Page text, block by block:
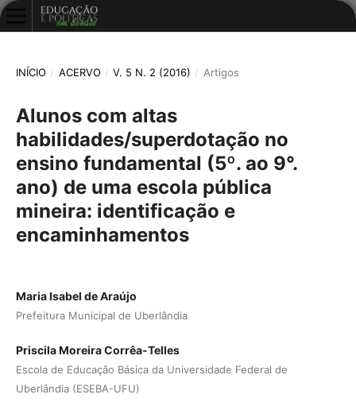
INÍCIO / ACERVO / V. 5 N. 2 (2016) / Artigos
Alunos com altas
habilidades/superdotação no
ensino fundamental (5º. ao 9°.
ano) de uma escola pública
mineira: identificação e
encaminhamentos
Maria Isabel de Araújo
Prefeitura Municipal de Uberlândia
Priscila Moreira Corrêa-Telles
Escola de Educação Básica da Universidade Federal de
Uberlândia (ESEBA-UFU)